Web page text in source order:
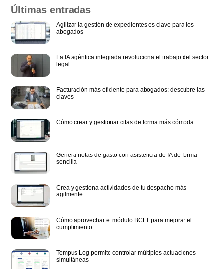
Últimas entradas
Agilizar la gestión de expedientes es clave para los
abogados
La IA agéntica integrada revoluciona el trabajo del sector
legal
Facturación más eficiente para abogados: descubre las
claves
Cómo crear y gestionar citas de forma más cómoda
Genera notas de gasto con asistencia de IA de forma
sencilla
Crea y gestiona actividades de tu despacho más
ágilmente
Cómo aprovechar el módulo BCFT para mejorar el
cumplimiento
Tempus Log permite controlar múltiples actuaciones
simultáneas